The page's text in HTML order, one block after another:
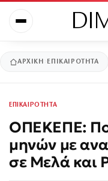
ΑΡΧΙΚΉ ΕΠΙΚΑΙΡΟΤΗΤΑ
ΕΠΙΚΑΙΡΟΤΗΤΑ
ΟΠΕΚΕΠΕ:
μηνών με
σε Μελά και